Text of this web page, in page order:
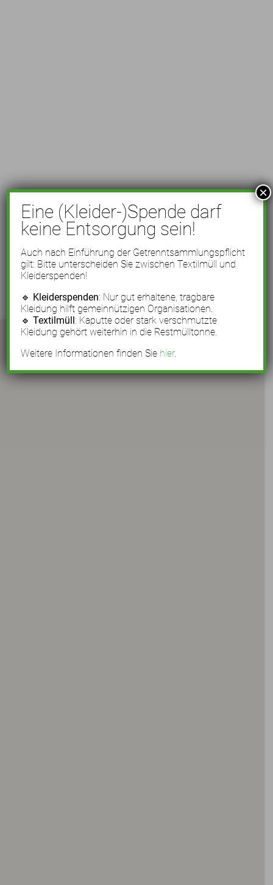
Eine (Kleider-)Spende darf
keine Entsorgung sein!
Auch nach Einführung der Getrenntsammlungspflicht
gilt: Bitte unterscheiden Sie zwischen Textilmüll und
Kleiderspenden!
🔹 Kleiderspenden: Nur gut erhaltene, tragbare
Kleidung hilft gemeinnützigen Organisationen.
🔹Textilmüll: Kaputte oder stark verschmutzte
Kleidung gehört weiterhin in die Restmülltonne.
Weitere Informationen finden Sie hier.
×